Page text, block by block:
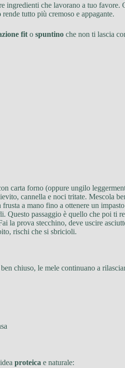
ingredienti che lavorano a tuo favore.
rende tutto più cremoso e appagante.
fit o spuntino che non ti lascia
carta forno (oppure ungilo
cannella e noci tritate. Mescola
a mano fino a ottenere un impasto
passaggio è quello che poi ti
la prova stecchino, deve uscire
rischi che si sbricioli.
chiuso, le mele continuano a
proteica e naturale: